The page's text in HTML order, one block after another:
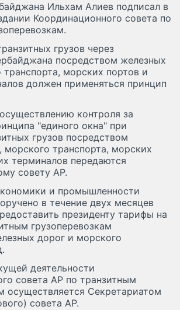
Ильхам Алиев подписал в
Координационного совета по
грузов через
посредством железных
транспорта, морских портов и
должен применяться принцип
контроля за
"единого окна" при
грузов посредством
морского транспорта, морских
терминалов передаются
совету АР.
и промышленности
в течение двух месяцев
президенту тарифы на
грузоперевозкам
дорог и морского
деятельности
совета АР по транзитным
осуществляется Секретариатом
совета АР.